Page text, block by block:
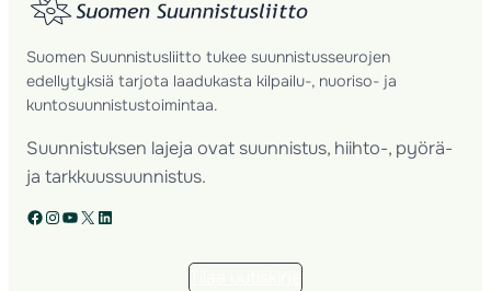
Suomen Suunnistusliitto tukee suunnistusseurojen
edellytyksiä tarjota laadukasta kilpailu-, nuoriso- ja
kuntosuunnistustoimintaa.
Suunnistuksen lajeja ovat suunnistus, hiihto-, pyörä-
ja tarkkuussuunnistus.
Facebook Instagram YouTube X LinkedIn